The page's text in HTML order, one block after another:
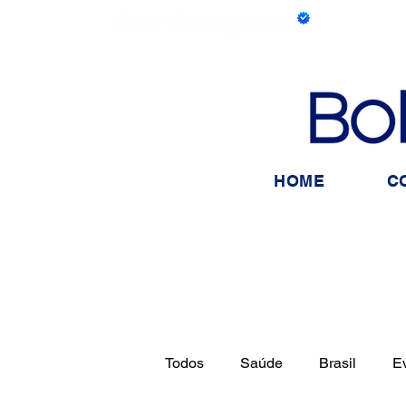
Todos Saúde Brasil
HOME